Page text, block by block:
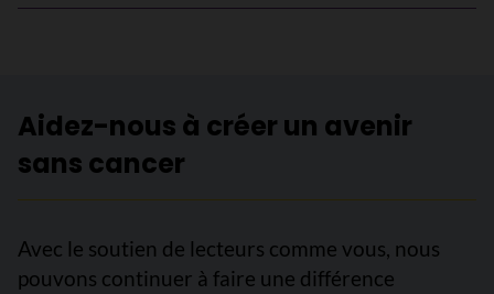
Aidez-nous à créer un avenir
sans cancer
Avec le soutien de lecteurs comme vous, nous
pouvons continuer à faire une différence